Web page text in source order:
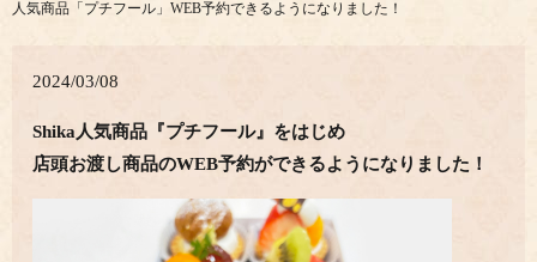
人気商品「プチフール」WEB予約できるようになりました！
2024/03/08
Shika人気商品 『プチフール』をはじめ
店頭お渡し商品のWEB予約ができるようになりました！